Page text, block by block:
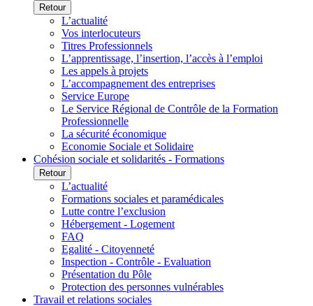
Retour
L’actualité
Vos interlocuteurs
Titres Professionnels
L’apprentissage, l’insertion, l’accès à l’emploi
Les appels à projets
L’accompagnement des entreprises
Service Europe
Le Service Régional de Contrôle de la Formation
Professionnelle
La sécurité économique
Economie Sociale et Solidaire
Cohésion sociale et solidarités - Formations
Retour
L’actualité
Formations sociales et paramédicales
Lutte contre l’exclusion
Hébergement - Logement
FAQ
Egalité - Citoyenneté
Inspection - Contrôle - Evaluation
Présentation du Pôle
Protection des personnes vulnérables
Travail et relations sociales